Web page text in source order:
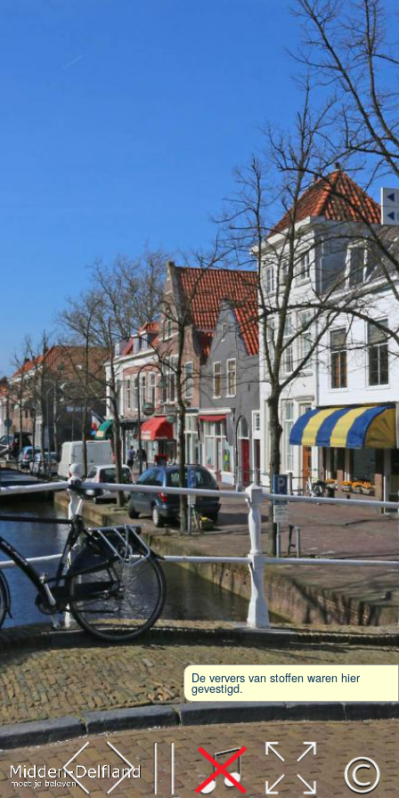
Leaflet| Map data ©OpenStreetMap
contributors,CC-BY-SA, Imagery © Mapbox
De ververs van stoffen waren hier
gevestigd.